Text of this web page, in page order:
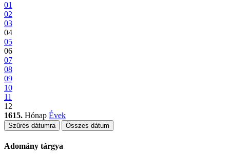
01
02
03
04
05
06
07
08
09
10
11
12
1615. Hónap Évek
Szűrés dátumra Összes dátum
Adomány tárgya